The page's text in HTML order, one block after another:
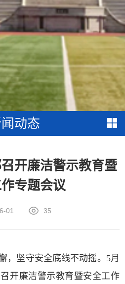
动态
开廉洁警示教育暨
专题会议
01 35
，坚守安全底线不动摇。5月
开廉洁警示教育暨安全工作